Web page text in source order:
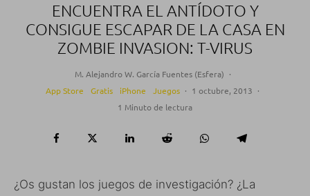
ENCUENTRA EL ANTÍDOTO Y
CONSIGUE ESCAPAR DE LA CASA EN
ZOMBIE INVASION: T-VIRUS
M. Alejandro W. García Fuentes (Esfera) ·
App Store
Gratis iPhone Juegos · 1 octubre, 2013 ·
1 Minuto de lectura
¿Os gustan los juegos de investigación? ¿La